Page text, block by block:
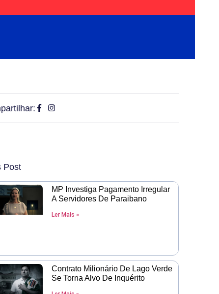
Post
MP Investiga Pagamento Irregular
A Servidores De Paraibano
Ler Mais »
Contrato Milionário De Lago Verde
Se Torna Alvo De Inquérito